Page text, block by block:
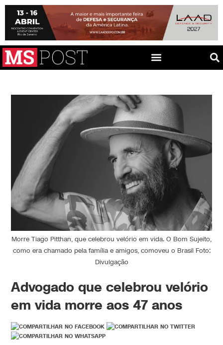
Morre Tiago Pitthan, que celebrou velório em vida. O Bom Sujeito,
como era chamado pela família e amigos, comoveu o Brasil Foto:
Divulgação
Advogado que celebrou velório
em vida morre aos 47 anos